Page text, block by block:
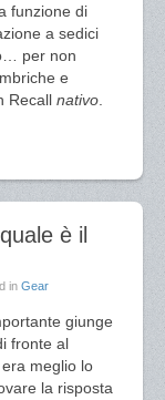
funzione di
a sedici
per non
e
Recall nativo
è il
in Gear
giunge
fronte al
meglio lo
la risposta